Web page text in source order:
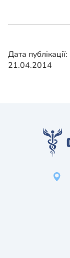
Дата публікації:
21.04.2014